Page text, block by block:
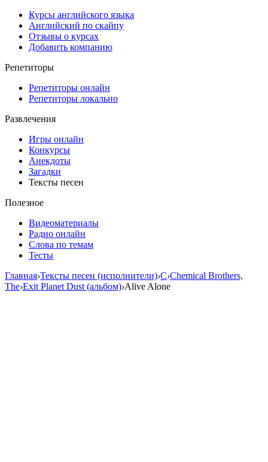
Курсы английского языка
Английский по скайпу
Отзывы о курсах
Добавить компанию
Репетиторы
Репетиторы онлайн
Репетиторы локально
Развлечения
Игры онлайн
Конкурсы
Анекдоты
Загадки
Тексты песен
Полезное
Видеоматериалы
Радио онлайн
Слова по темам
Тесты
Главная›Тексты песен (исполнители)›C›Chemical Brothers,
The›Exit Planet Dust (альбом)›Alive Alone